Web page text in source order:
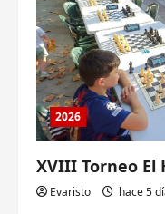
2026
XVIII Torneo El
Evaristo hace 5